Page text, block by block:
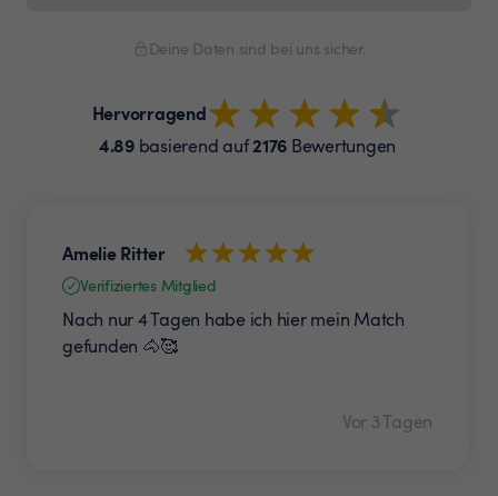
Deine Daten sind bei uns sicher.
Hervorragend
4.89basierend auf2176 Bewertungen
Amelie Ritter
Verifiziertes Mitglied
Nach nur 4 Tagen habe ich hier mein Match
gefunden 🐴🥰
Vor 3 Tagen